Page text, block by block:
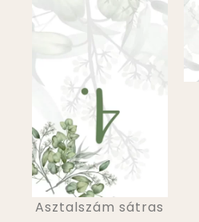
Asztalszám sátras